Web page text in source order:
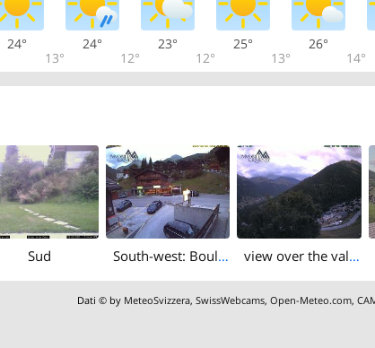
24°
13°
24°
12°
23°
12°
25°
13°
26°
14°
Sud South-west: Boulangerie Pâtisserie Salamin, le Tea Room - EGLISE PAROISSIALE SAINT-THÉODULE view over the valley of Anniviers
Dati © by MeteoSvizzera,SwissWebcams,Open-Meteo.com,